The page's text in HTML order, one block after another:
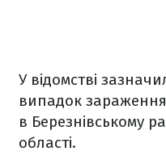
У відомстві
випадок
в Березнівському
області.